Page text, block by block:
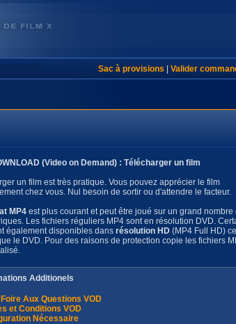
Sac à provisions Valider
(Video on Demand) : Télécharger un film
un film est très pratique. Vous pouvez apprécier le film
chez vous. Nul besoin de sortir ou d'attendre le facteur.
MP4 est plus courant et peut être joué sur un grand nombre
Les fichiers réguliers MP4 sont en résolution DVD.
également disponibles dans résolution HD (MP4 Full HD)
le DVD. Pour des raisons de protection copie les fichiers
Additionels
Foire Aux Questions VOD
et Conditions VOD
Nécessaire